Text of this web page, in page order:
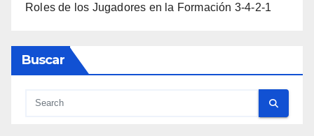
Roles de los Jugadores en la Formación 3-4-2-1
Buscar